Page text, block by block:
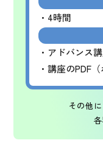
・4時間
・アドバンス
・講座のPDF
その他